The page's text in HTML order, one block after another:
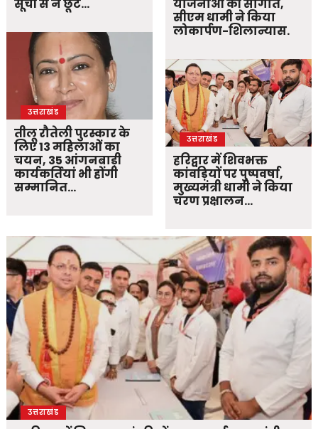
सूची से न छूटे…
उत्तराखंड
तीलू रौतेली पुरस्कार के
लिए 13 महिलाओं का
चयन, 35 आंगनबाड़ी
कार्यकर्तियां भी होंगी
सम्मानित…
योजनाओं की सौगात,
सीएम धामी ने किया
लोकार्पण-शिलान्यास.
उत्तराखंड
हरिद्वार में शिवभक्त
कांवड़ियों पर पुष्पवर्षा,
मुख्यमंत्री धामी ने किया
चरण प्रक्षालन…
उत्तराखंड